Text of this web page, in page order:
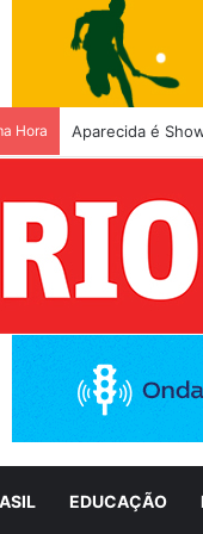
Hora Aparecida é
EDUCAÇÃO